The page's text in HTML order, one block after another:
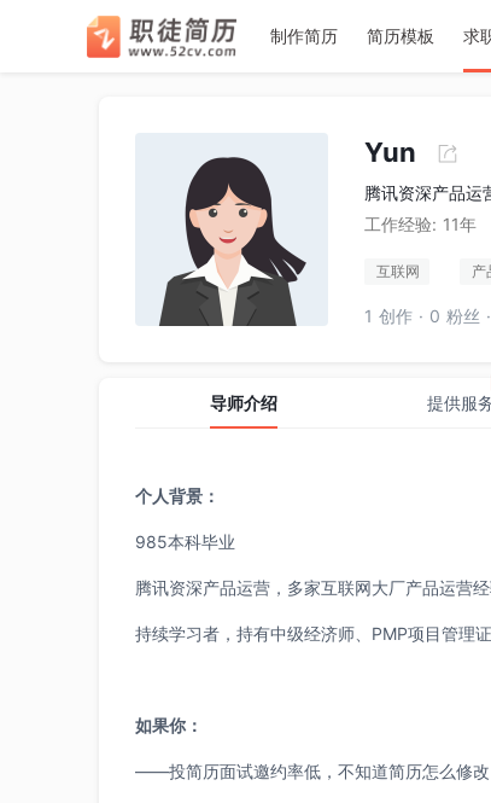
职徒
空
空
制作简历 简历模板 求
Yun
腾讯资深产品运
工作经验: 11年
互联网 产
数据分析
1 创作 · 0 粉丝
导师介绍 提供服
个人背景：
985本科毕业
腾讯资深产品运营，多家互联网大厂产品运营
持续学习者，持有中级经济师、PMP项目管理
如果你：
——投简历面试邀约率低，不知道简历怎么修改